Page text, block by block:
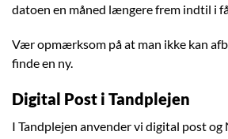
datoen en måned længere frem indtil i
Vær opmærksom på at man ikke kan
finde en ny.
Digital Post i Tandplejen
I Tandplejen anvender vi digital post og